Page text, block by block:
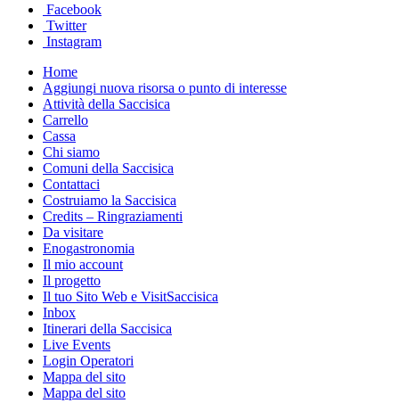
Facebook
Twitter
Instagram
Home
Aggiungi nuova risorsa o punto di interesse
Attività della Saccisica
Carrello
Cassa
Chi siamo
Comuni della Saccisica
Contattaci
Costruiamo la Saccisica
Credits – Ringraziamenti
Da visitare
Enogastronomia
Il mio account
Il progetto
Il tuo Sito Web e VisitSaccisica
Inbox
Itinerari della Saccisica
Live Events
Login Operatori
Mappa del sito
Mappa del sito